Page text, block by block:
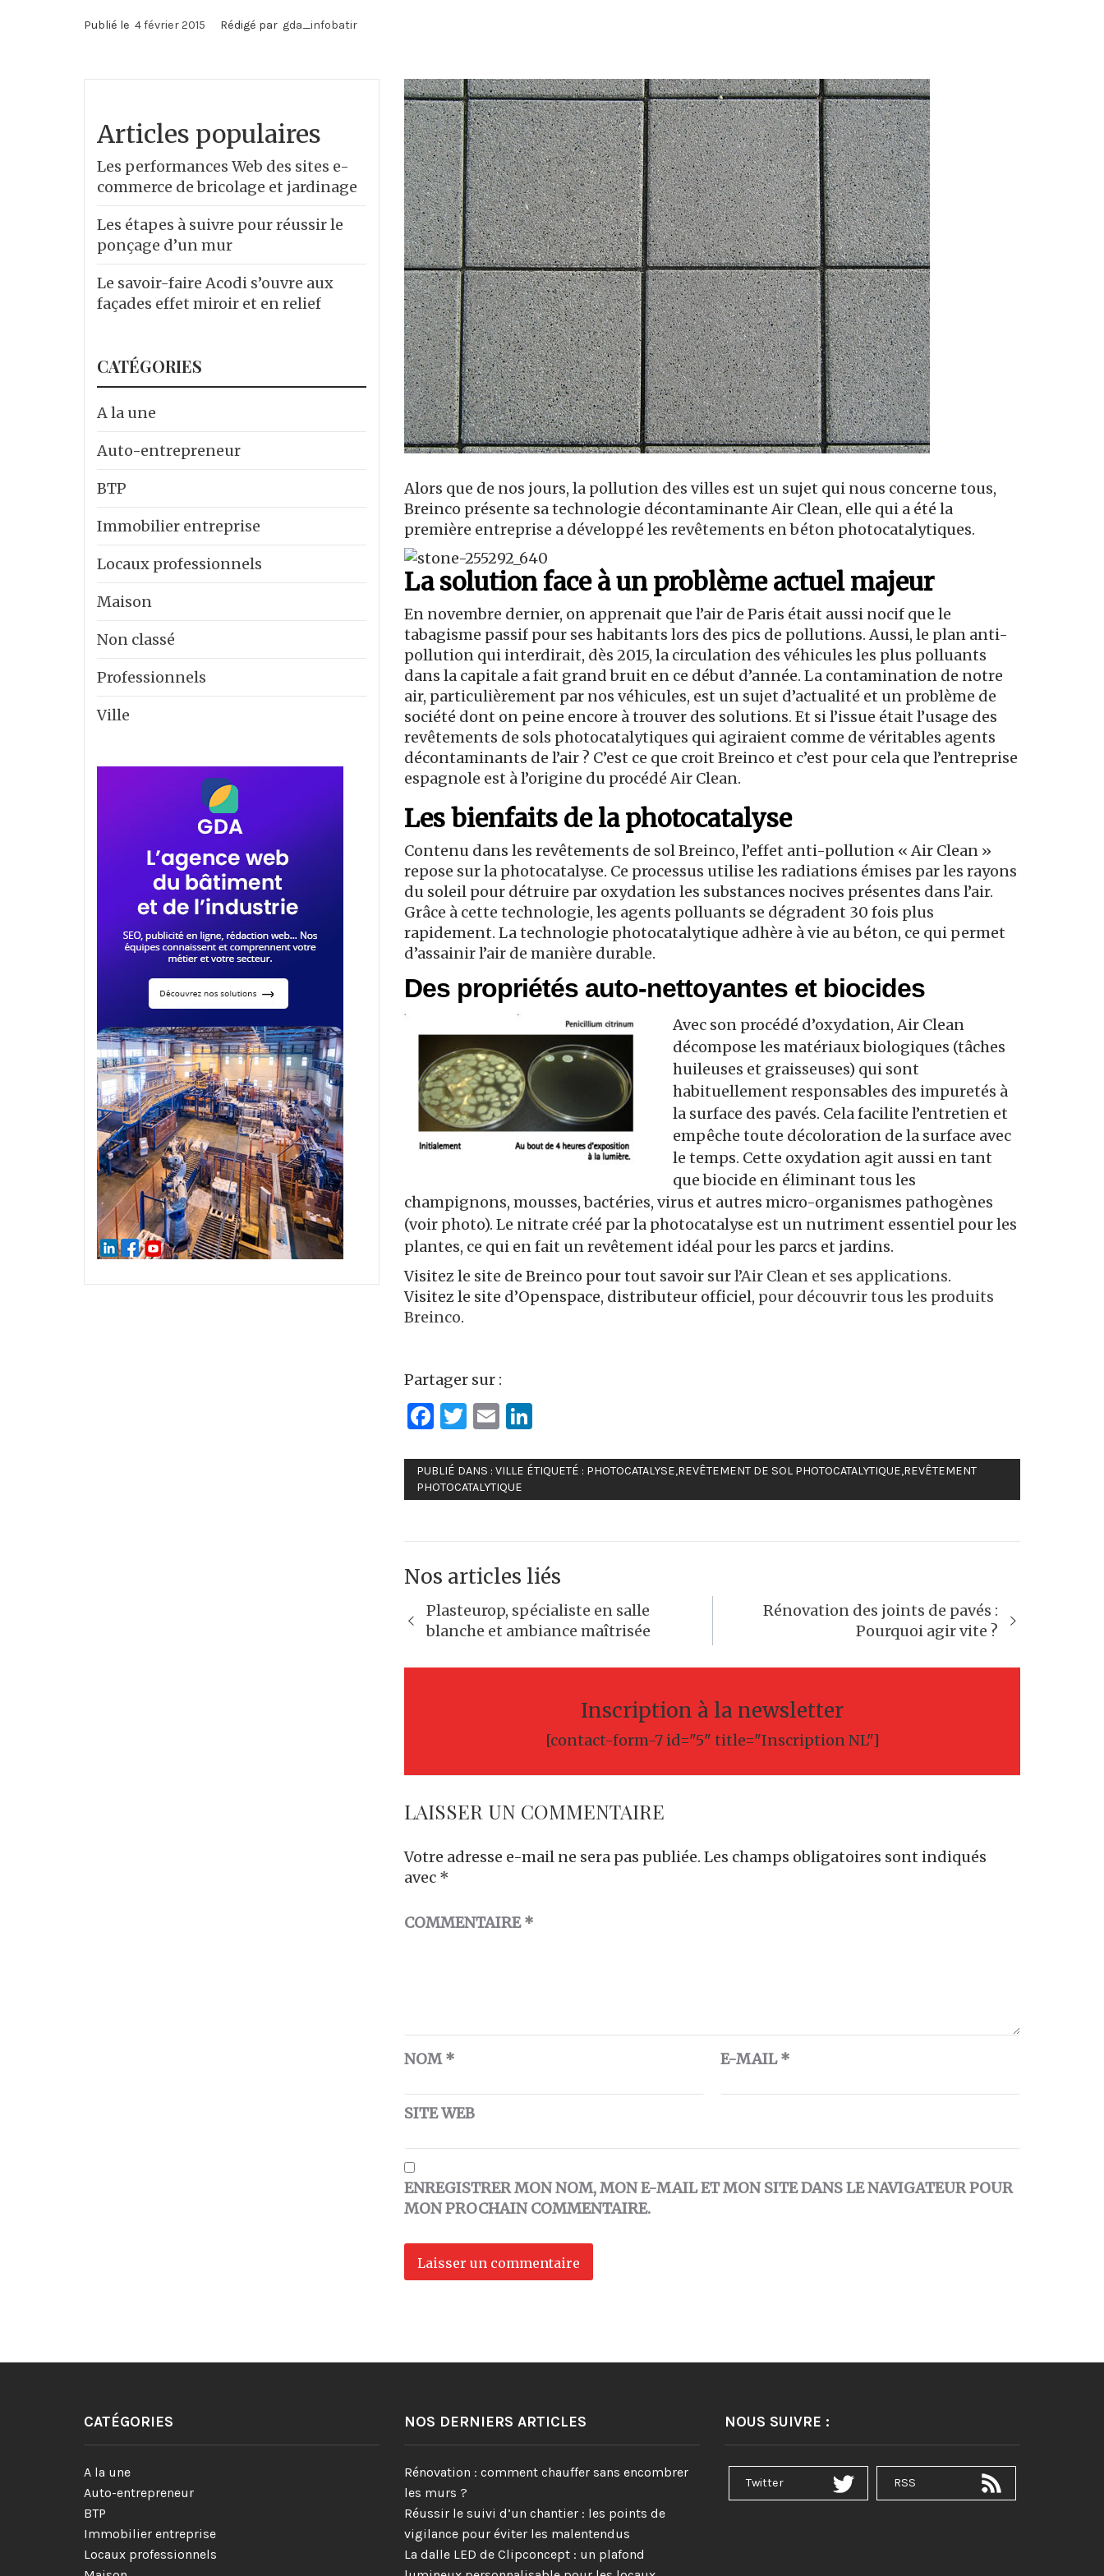
Publié le 4 février 2015 Rédigé par gda_infobatir
Alors que de nos jours, la pollution des villes est un sujet qui nous concerne tous,
Breinco présente sa technologie décontaminante Air Clean, elle qui a été la
première entreprise a développé les revêtements en béton photocatalytiques.
La solution face à un problème actuel majeur
En novembre dernier, on apprenait que l’air de Paris était aussi nocif que le
tabagisme passif pour ses habitants lors des pics de pollutions. Aussi, le plan anti-
pollution qui interdirait, dès 2015, la circulation des véhicules les plus polluants
dans la capitale a fait grand bruit en ce début d’année. La contamination de notre
air, particulièrement par nos véhicules, est un sujet d’actualité et un problème de
société dont on peine encore à trouver des solutions. Et si l’issue était l’usage des
revêtements de sols photocatalytiques qui agiraient comme de véritables agents
décontaminants de l’air ? C’est ce que croit Breinco et c’est pour cela que l’entreprise
espagnole est à l’origine du procédé Air Clean.
Les bienfaits de la photocatalyse
Contenu dans les revêtements de sol Breinco, l’effet anti-pollution « Air Clean »
repose sur la photocatalyse. Ce processus utilise les radiations émises par les rayons
du soleil pour détruire par oxydation les substances nocives présentes dans l’air.
Grâce à cette technologie, les agents polluants se dégradent 30 fois plus
rapidement. La technologie photocatalytique adhère à vie au béton, ce qui permet
d’assainir l’air de manière durable.
Des propriétés auto-nettoyantes et biocides
Avec son procédé d’oxydation, Air Clean
décompose les matériaux biologiques (tâches
huileuses et graisseuses) qui sont
habituellement responsables des impuretés à
la surface des pavés. Cela facilite l’entretien et
empêche toute décoloration de la surface avec
le temps. Cette oxydation agit aussi en tant
que biocide en éliminant tous les
champignons, mousses, bactéries, virus et autres micro-organismes pathogènes
(voir photo). Le nitrate créé par la photocatalyse est un nutriment essentiel pour les
plantes, ce qui en fait un revêtement idéal pour les parcs et jardins.
Visitez le site de Breinco pour tout savoir surl’Air Clean et ses applications.
Visitez le site d’Openspace, distributeur officiel, pour découvrir tous les produits
Breinco.
Partager sur :
Facebook
Twitter
Email
PUBLIÉ DANS :VILLE ÉTIQUETÉ : PHOTOCATALYSE,REVÊTEMENT DE SOL PHOTOCATALYTIQUE,REVÊTEMENT
PHOTOCATALYTIQUE
Nos articles liés
Navigation
de
l’article
Plasteurop, spécialiste en salle
blanche et ambiance maîtrisée
Rénovation des joints de pavés :
Pourquoi agir vite ?
Inscription à la newsletter
[contact-form-7 id="5" title="Inscription NL"]
LAISSER UN COMMENTAIRE
Votre adresse e-mail ne sera pas publiée. Les champs obligatoires sont indiqués
avec *
COMMENTAIRE*
NOM* E-MAIL*
SITE WEB
ENREGISTRER MON NOM, MON E-MAIL ET MON SITE DANS LE NAVIGATEUR POUR
MON PROCHAIN COMMENTAIRE.
Articles populaires
Les performances Web des sites e-
commerce de bricolage et jardinage
Les étapes à suivre pour réussir le
ponçage d’un mur
Le savoir-faire Acodi s’ouvre aux
façades effet miroir et en relief
CATÉGORIES
A la une
Auto-entrepreneur
BTP
Immobilier entreprise
Locaux professionnels
Maison
Non classé
Professionnels
Ville
CATÉGORIES
A la une
Auto-entrepreneur
BTP
Immobilier entreprise
Locaux professionnels
NOS DERNIERS ARTICLES
Rénovation : comment chauffer sans encombrer
les murs ?
Réussir le suivi d’un chantier : les points de
vigilance pour éviter les malentendus
La dalle LED de Clipconcept : un plafond
NOUS SUIVRE :
Twitter RSS